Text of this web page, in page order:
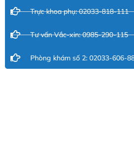
Trực khoa phụ: 02033-818-111
Tư vấn Vắc-xin: 0985-290-115
Phòng khám số 2: 02033-606-